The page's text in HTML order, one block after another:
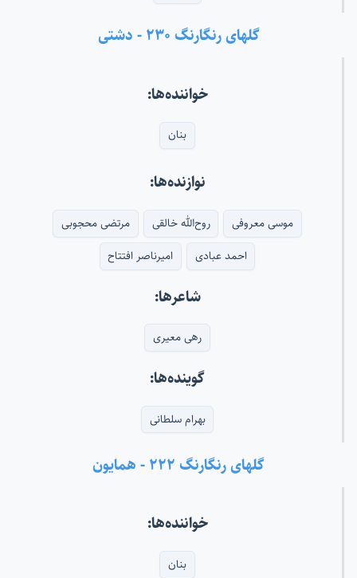
گلهای رنگارنگ ۲۳۰ - دشتی
خواننده‌ها:
بنان
نوازنده‌ها:
موسی معروفی روح‌الله خالقی
مرتضی محجوبی
احمد عبادی
امیرناصر افتتاح
شاعرها:
رهی معیری
گوینده‌ها:
بهرام سلطانی
گلهای رنگارنگ ۲۲۲ - همایون
خواننده‌ها:
بنان